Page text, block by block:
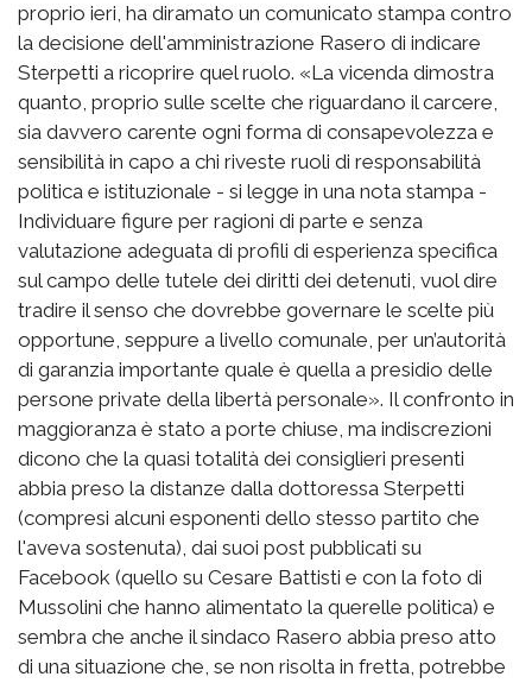
proprio ieri, ha diramato un comunicato stampa contro
la decisione dell'amministrazione Rasero di indicare
Sterpetti a ricoprire quel ruolo. «La vicenda dimostra
quanto, proprio sulle scelte che riguardano il carcere,
sia davvero carente ogni forma di consapevolezza e
sensibilità in capo a chi riveste ruoli di responsabilità
politica e istituzionale - si legge in una nota stampa -
Individuare figure per ragioni di parte e senza
valutazione adeguata di profili di esperienza specifica
sul campo delle tutele dei diritti dei detenuti, vuol dire
tradire il senso che dovrebbe governare le scelte più
opportune, seppure a livello comunale, per un’autorità
di garanzia importante quale è quella a presidio delle
persone private della libertà personale». Il confronto in
maggioranza è stato a porte chiuse, ma indiscrezioni
dicono che la quasi totalità dei consiglieri presenti
abbia preso la distanze dalla dottoressa Sterpetti
(compresi alcuni esponenti dello stesso partito che
l'aveva sostenuta), dai suoi post pubblicati su
Facebook (quello su Cesare Battisti e con la foto di
Mussolini che hanno alimentato la querelle politica) e
sembra che anche il sindaco Rasero abbia preso atto
di una situazione che, se non risolta in fretta, potrebbe